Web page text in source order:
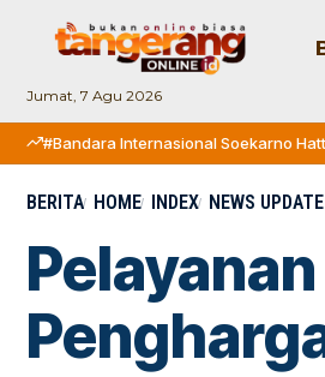
Jumat, 7 Agu 2026
#Bandara Internasional Soekarno
BERITA HOME INDEX NEWS UPDATE